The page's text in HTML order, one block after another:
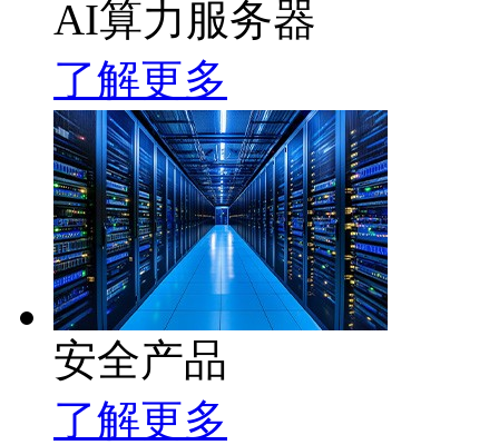
AI算力服务器
了解更多
安全产品
了解更多